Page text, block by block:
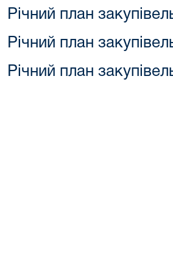
Річний план
Річний план
Річний план